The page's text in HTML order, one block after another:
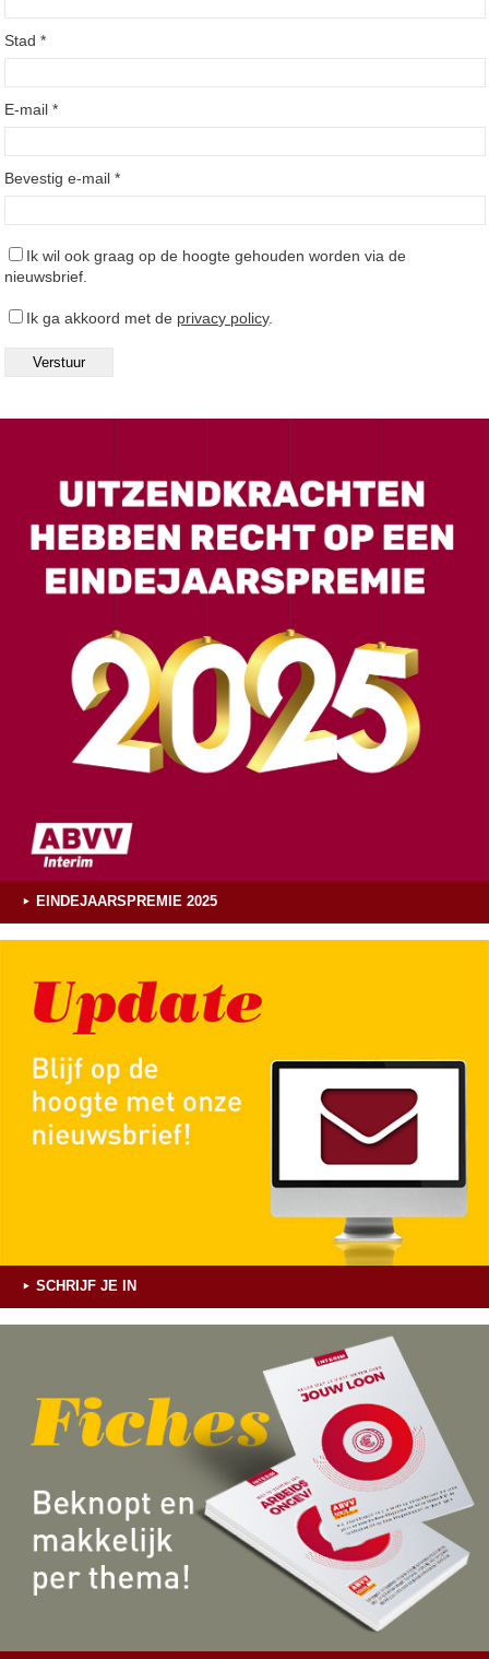
Stad *
E-mail *
Bevestig e-mail *
Ik wil ook graag op de hoogte gehouden worden via de
nieuwsbrief.
Ik ga akkoord met de privacy policy.
EINDEJAARSPREMIE 2025
SCHRIJF JE IN